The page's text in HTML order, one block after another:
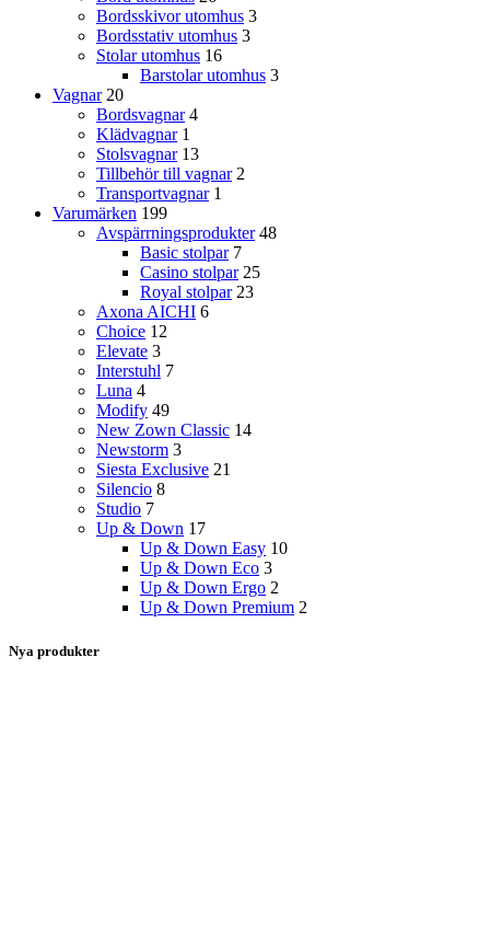
Bordsskivor utomhus 3
Bordsstativ utomhus 3
Stolar utomhus 16
Barstolar utomhus 3
Vagnar 20
Bordsvagnar 4
Klädvagnar 1
Stolsvagnar 13
Tillbehör till vagnar 2
Transportvagnar 1
Varumärken 199
Avspärrningsprodukter 48
Basic stolpar 7
Casino stolpar 25
Royal stolpar 23
Axona AICHI 6
Choice 12
Elevate 3
Interstuhl 7
Luna 4
Modify 49
New Zown Classic 14
Newstorm 3
Siesta Exclusive 21
Silencio 8
Studio 7
Up & Down 17
Up & Down Easy 10
Up & Down Eco 3
Up & Down Ergo 2
Up & Down Premium 2
Nya produkter